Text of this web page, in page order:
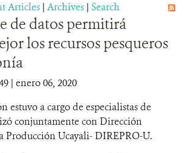
DONA
Articles | Archives | Search
de datos permitirá
los recursos pesqueros
| enero 06, 2020
estuvo a cargo de especialistas de
conjuntamente con Dirección
Producción Ucayali- DIREPRO-U.